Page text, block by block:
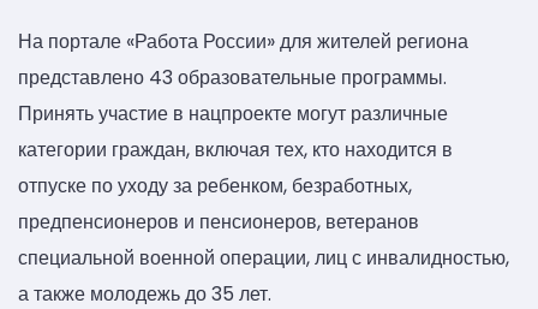
На портале «Работа России» для жителей региона
представлено 43 образовательные программы.
Принять участие в нацпроекте могут различные
категории граждан, включая тех, кто находится в
отпуске по уходу за ребенком, безработных,
предпенсионеров и пенсионеров, ветеранов
специальной военной операции, лиц с инвалидностью,
а также молодежь до 35 лет.